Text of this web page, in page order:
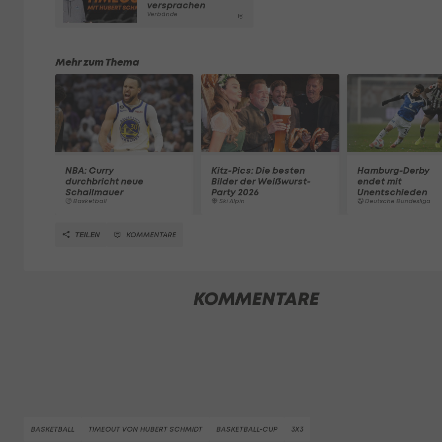
versprachen
Verbände
Mehr zum Thema
NBA: Curry
durchbricht neue
Schallmauer
Basketball
Kitz-Pics: Die besten
Bilder der Weißwurst-
Party 2026
Ski Alpin
Hamburg-Derby
endet mit
Unentschieden
Deutsche Bundesliga
TEILEN KOMMENTARE
KOMMENTARE
BASKETBALL TIMEOUT VON HUBERT SCHMIDT BASKETBALL-CUP 3X3